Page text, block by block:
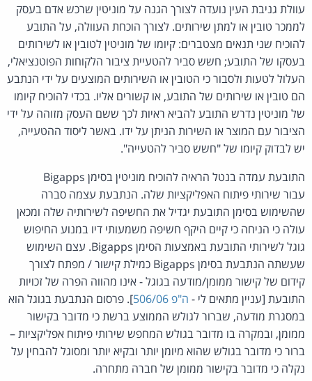
עוולת גניבת העין נועדה לצורך הגנה על מוניטין שרכש אדם בעסק
לממכר טובין או למתן שירותים. לצורך הוכחת העוולה, על התובע
להוכיח שני תנאים מצטברים: קיומו של מוניטין לטובין או לשירותים
בעסקו של התובע; חשש סביר להטעיית ציבור הלקוחות הפוטנציאלי,
העלול לטעות ולסבור כי הטובין או השירותים המוצעים על ידי הנתבע
הם טובין או שירותים של התובע, או קשורים אליו. בכדי להוכיח קיומו
של מוניטין נדרש התובע להביא ראיות לכך ששם העסק מזוהה על ידי
הציבור עם המוצר או השירות הניתן על ידו. באשר ליסוד ההטעייה,
יש לבדוק קיומו של "חשש סביר להטעייה".
התובעת עמדה בנטל הראיה להוכיח מוניטין בסימן Bigapps
עבור שירותי פיתוח האפליקציות שלה. הנתבעת עצמה סברה
שהשימוש בסימן התובעת יגדיל את החשיפה לשירותיה שלה ומכאן
עולה כי הניחה כי קיים היקף חשיפה משמעותי דיו במנוע החיפוש
גוגל לשירותי התובעת באמצעות הסימן Bigapps. עצם השימוש
שעשתה הנתבעת בסימן Bigapps כמילת קישור / מפתח לצורך
קידום של קישור ממומן/מודעה בגוגל - אינו מהווה הפרה של זכויות
התובעת [עניין מתאים לי - ה"פ 506/06
]. פרסום הנתבעת בגוגל הוא
במסגרת מודעה, שברור לגולש הממוצע ברשת כי מדובר בקישור
ממומן, ובמקרה בו מדובר בגולש המחפש שירותי פיתוח אפליקציות –
ברור כי מדובר בגולש שהוא מיומן יותר ובקיא יותר ומסוגל להבחין על
נקלה כי מדובר בקישור ממומן של חברה מתחרה.